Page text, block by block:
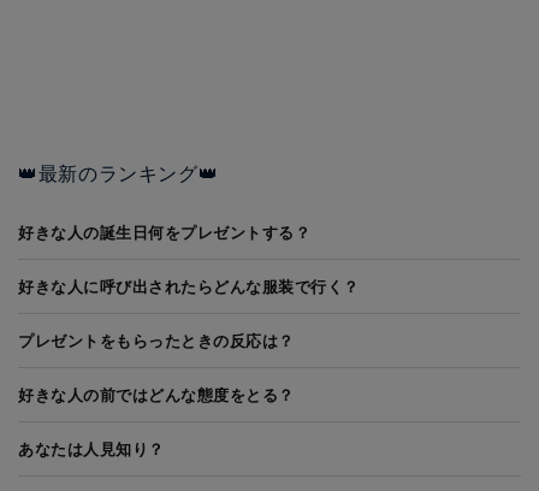
👑最新のランキング👑
好きな人の誕生日何をプレゼントする？
好きな人に呼び出されたらどんな服装で行く？
プレゼントをもらったときの反応は？
好きな人の前ではどんな態度をとる？
あなたは人見知り？